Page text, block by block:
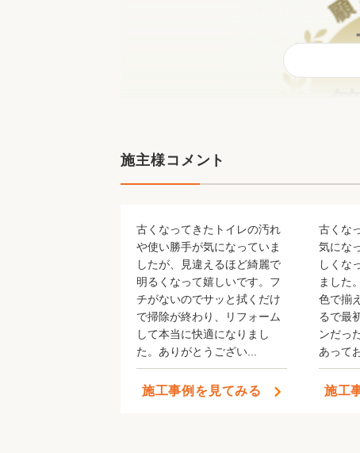
2020年
埼
施主様コメント
古くなってきたトイレの汚れ
や使い勝手が気になっていま
したが、見違えるほど綺麗で
明るくなって嬉しいです。フ
チがないのでサッと拭くだけ
で掃除が終わり、リフォーム
して本当に快適になりまし
た。ありがとうござい...
施工事例を見てみる
古くな
気にな
しくな
ました
色で揃
るで最
ンだっ
あって
施工